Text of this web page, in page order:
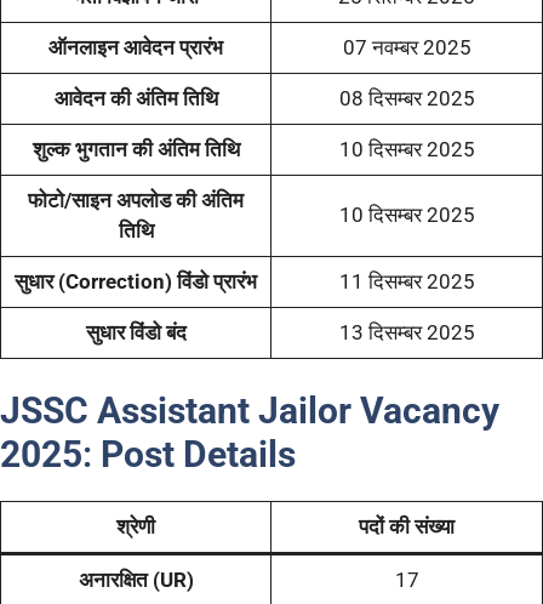
ऑनलाइन आवेदन प्रारंभ 07 नवम्बर 2025
आवेदन की अंतिम तिथि 08 दिसम्बर 2025
शुल्क भुगतान की अंतिम तिथि 10 दिसम्बर 2025
फोटो/साइन अपलोड की अंतिम
तिथि
10 दिसम्बर 2025
सुधार (Correction) विंडो प्रारंभ 11 दिसम्बर 2025
सुधार विंडो बंद 13 दिसम्बर 2025
JSSC Assistant Jailor Vacancy
2025: Post Details
श्रेणी पदों की संख्या
अनारक्षित (UR) 17